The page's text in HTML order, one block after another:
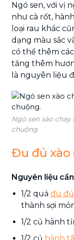
Ngó sen, với vị
như cà rốt,
loại rau khác
dạng màu sắc
có thể thêm
tăng thêm
là nguyên liệu
Ngó sen xào
chuộng.
Đu đủ xào
Nguyên liệu
1/2 quả đu đủ
thành sợi
1/2 củ hành
1/2 củ hành